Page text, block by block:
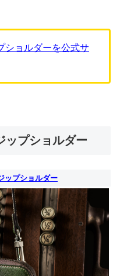
ショルダーを公式サ
ップショルダー
ップショルダー